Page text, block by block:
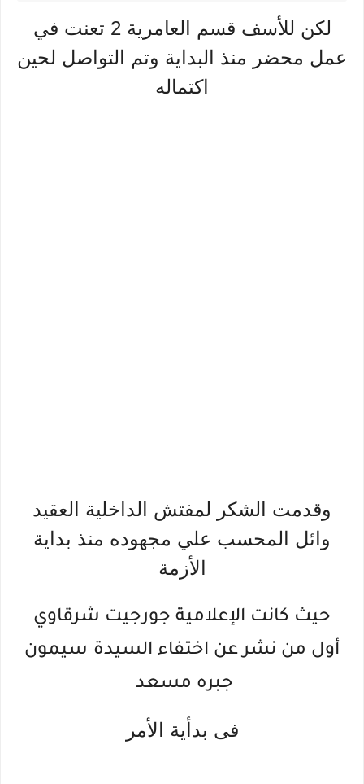
لكن للأسف قسم العامرية 2 تعنت في
عمل محضر منذ البداية وتم التواصل لحين
اكتماله
وقدمت الشكر لمفتش الداخلية العقيد
وائل المحسب علي مجهوده منذ بداية
الأزمة
حيث كانت الإعلامية جورجيت شرقاوي
أول من نشر عن اختفاء السيدة سيمون
جبره مسعد
فى بدأية الأمر